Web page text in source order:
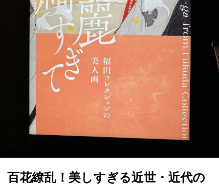
百花繚乱！美しすぎる近世・近代の